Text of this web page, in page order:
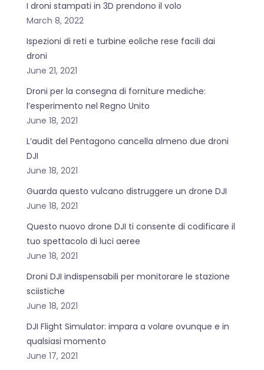
I droni stampati in 3D prendono il volo
March 8, 2022
Ispezioni di reti e turbine eoliche rese facili dai
droni
June 21, 2021
Droni per la consegna di forniture mediche:
l’esperimento nel Regno Unito
June 18, 2021
L’audit del Pentagono cancella almeno due droni
DJI
June 18, 2021
Guarda questo vulcano distruggere un drone DJI
June 18, 2021
Questo nuovo drone DJI ti consente di codificare il
tuo spettacolo di luci aeree
June 18, 2021
Droni DJI indispensabili per monitorare le stazione
sciistiche
June 18, 2021
DJI Flight Simulator: impara a volare ovunque e in
qualsiasi momento
June 17, 2021